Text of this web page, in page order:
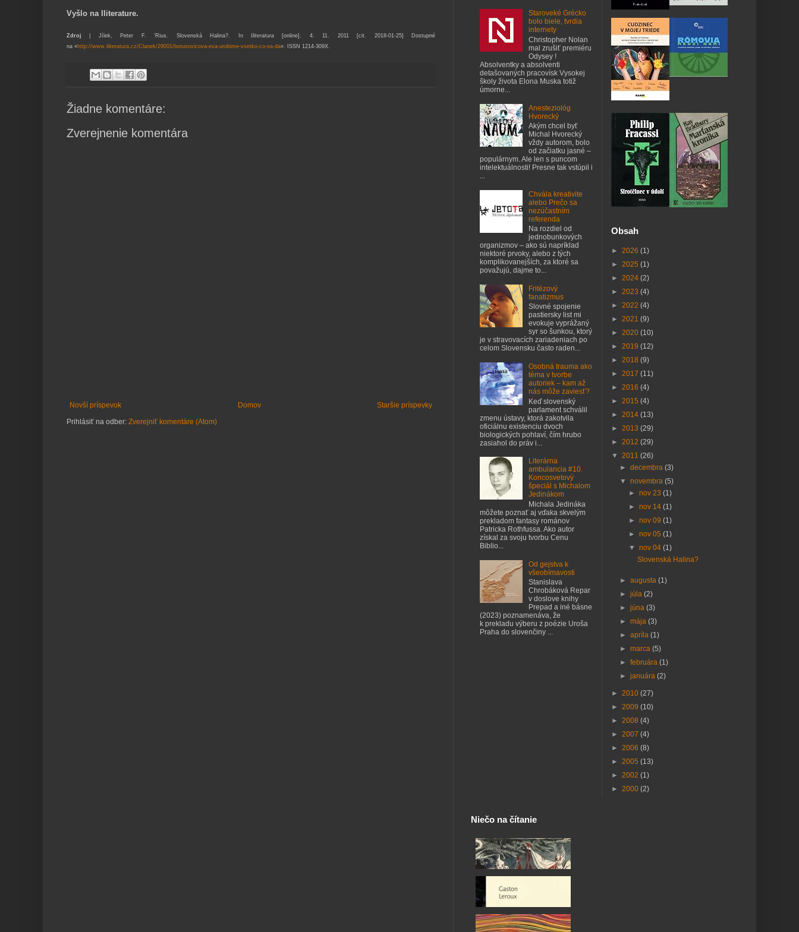
Vyšlo na Iliterature.
Zdroj | Jílek, Peter F. ‘Rius. Slovenská Halina?. In Iliteratura[online]. 4. 11. 2011 [cit. 2018-01-25] Dostupné
na «http://www.iliteratura.cz/Clanek/29001/borusovicova-eva-urobime-vsetko-co-sa-da». ISSN 1214-309X.
Žiadne komentáre:
Zverejnenie komentára
Novší príspevok Staršie príspevky
Domov
Prihlásiť na odber: Zverejniť komentáre (Atom)
Staroveké Grécko
bolo biele, tvrdia
internety
Christopher Nolan
mal zrušiť premiéru
Odysey !
Absolventky a absolventi
detašovaných pracovísk Vysokej
školy života Elona Muska totiž
úmorne...
Anesteziológ
Hvorecký
Akým chcel byť
Michal Hvorecký
vždy autorom, bolo
od začiatku jasné –
populárnym. Ale len s puncom
intelektuálnosti! Presne tak vstúpil i
...
Chvála kreativite
alebo Prečo sa
nezúčastním
referenda
Na rozdiel od
jednobunkových
organizmov – ako sú napríklad
niektoré prvoky, alebo z tých
komplikovanejších, za ktoré sa
považujú, dajme to...
Fritézový
fanatizmus
Slovné spojenie
pastiersky list mi
evokuje vyprážaný
syr so šunkou, ktorý
je v stravovacích zariadeniach po
celom Slovensku často raden...
Osobná trauma ako
téma v tvorbe
autoriek – kam až
nás môže zaviesť?
Keď slovenský
parlament schválil
zmenu ústavy, ktorá zakotvila
oficiálnu existenciu dvoch
biologických pohlaví, čím hrubo
zasiahol do práv i...
Literárna
ambulancia #10.
Koncosvetový
špeciál s Michalom
Jedinákom
Michala Jedináka
môžete poznať aj vďaka skvelým
prekladom fantasy románov
Patricka Rothfussa. Ako autor
získal za svoju tvorbu Cenu
Biblio...
Od gejstva k
všeobímavosti
Stanislava
Chrobáková Repar
v doslove knihy
Prepad a iné básne
(2023) poznamenáva, že
k prekladu výberu z poézie Uroša
Praha do slovenčiny ...
Obsah
► 2026 (1)
► 2025 (1)
► 2024 (2)
► 2023 (4)
► 2022 (4)
► 2021 (9)
► 2020 (10)
► 2019 (12)
► 2018 (9)
► 2017 (11)
► 2016 (4)
► 2015 (4)
► 2014 (13)
► 2013 (29)
► 2012 (29)
▼ 2011 (26)
►decembra(3)
▼novembra(5)
► nov 23 (1)
► nov 14 (1)
► nov 09 (1)
► nov 05 (1)
▼ nov 04 (1)
Slovenská Halina?
►augusta(1)
►júla(2)
►júna(3)
►mája(3)
►apríla(1)
►marca(5)
►februára(1)
►januára(2)
► 2010 (27)
► 2009 (10)
► 2008 (4)
► 2007 (4)
► 2006 (8)
► 2005 (13)
► 2002 (1)
► 2000 (2)
Niečo na čítanie